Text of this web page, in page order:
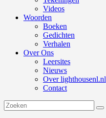
Videos
Woorden
Boeken
Gedichten
Verhalen
Over Ons
Leersites
Nieuws
Over lighthousenl.nl
Contact